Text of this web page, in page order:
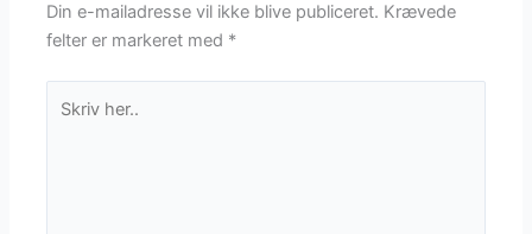
Din e-mailadresse vil ikke blive publiceret. Krævede
felter er markeret med *
her..